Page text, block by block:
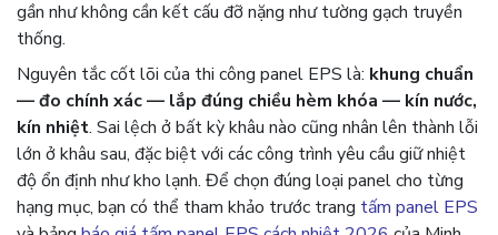
gần như không cần kết cấu đỡ nặng như tường gạch truyền
thống.
Nguyên tắc cốt lõi của thi công panel EPS là: khung chuẩn
— đo chính xác — lắp đúng chiều hèm khóa — kín nước,
kín nhiệt. Sai lệch ở bất kỳ khâu nào cũng nhân lên thành lỗi
lớn ở khâu sau, đặc biệt với các công trình yêu cầu giữ nhiệt
độ ổn định như kho lạnh. Để chọn đúng loại panel cho từng
hạng mục, bạn có thể tham khảo trước trang tấm panel EPS